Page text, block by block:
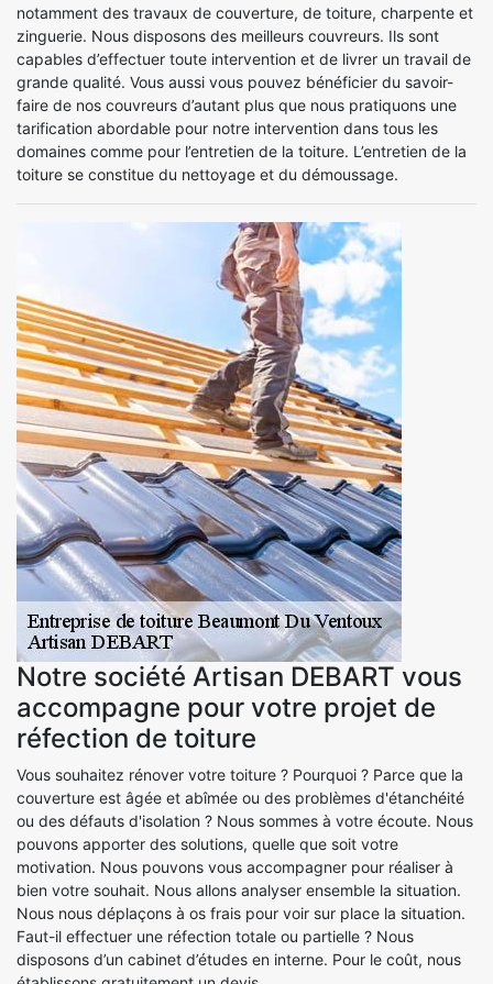
notamment des travaux de couverture, de toiture, charpente et
zinguerie. Nous disposons des meilleurs couvreurs. Ils sont
capables d’effectuer toute intervention et de livrer un travail de
grande qualité. Vous aussi vous pouvez bénéficier du savoir-
faire de nos couvreurs d’autant plus que nous pratiquons une
tarification abordable pour notre intervention dans tous les
domaines comme pour l’entretien de la toiture. L’entretien de la
toiture se constitue du nettoyage et du démoussage.
Notre société Artisan DEBART vous
accompagne pour votre projet de
réfection de toiture
Vous souhaitez rénover votre toiture ? Pourquoi ? Parce que la
couverture est âgée et abîmée ou des problèmes d'étanchéité
ou des défauts d'isolation ? Nous sommes à votre écoute. Nous
pouvons apporter des solutions, quelle que soit votre
motivation. Nous pouvons vous accompagner pour réaliser à
bien votre souhait. Nous allons analyser ensemble la situation.
Nous nous déplaçons à os frais pour voir sur place la situation.
Faut-il effectuer une réfection totale ou partielle ? Nous
disposons d’un cabinet d’études en interne. Pour le coût, nous